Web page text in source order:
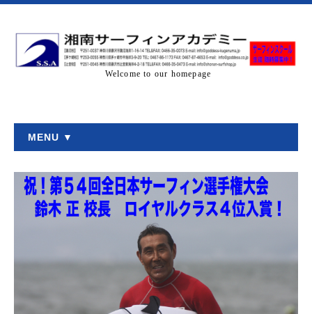
Welcome to our homepage
MENU ▼